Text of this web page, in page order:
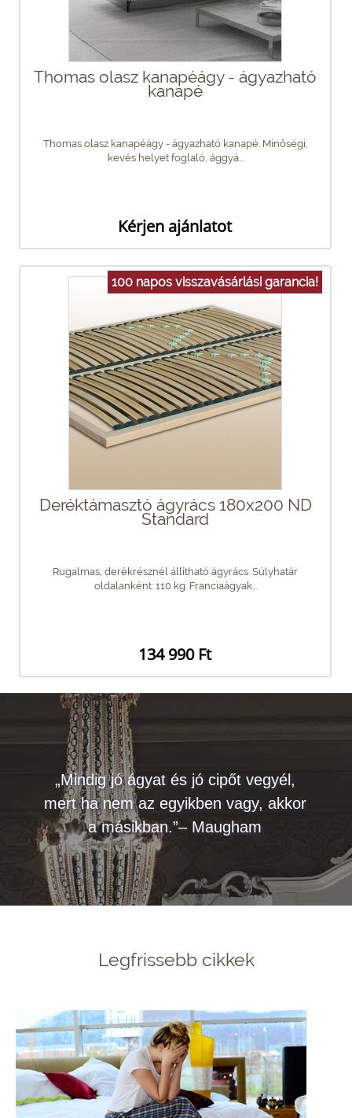
Thomas olasz kanapéágy - ágyazható
kanapé
Thomas olasz kanapéágy - ágyazható kanapé. Minőségi,
kevés helyet foglaló, ággyá...
Kérjen ajánlatot
100 napos visszavásárlási garancia!
Deréktámasztó ágyrács 180x200 ND
Standard
Rugalmas, derékrésznél állítható ágyrács. Súlyhatár
oldalanként: 110 kg. Franciaágyak...
134 990 Ft
„Mindig jó ágyat és jó cipőt vegyél,
mert ha nem az egyikben vagy, akkor
a másikban.”– Maugham
Legfrissebb cikkek